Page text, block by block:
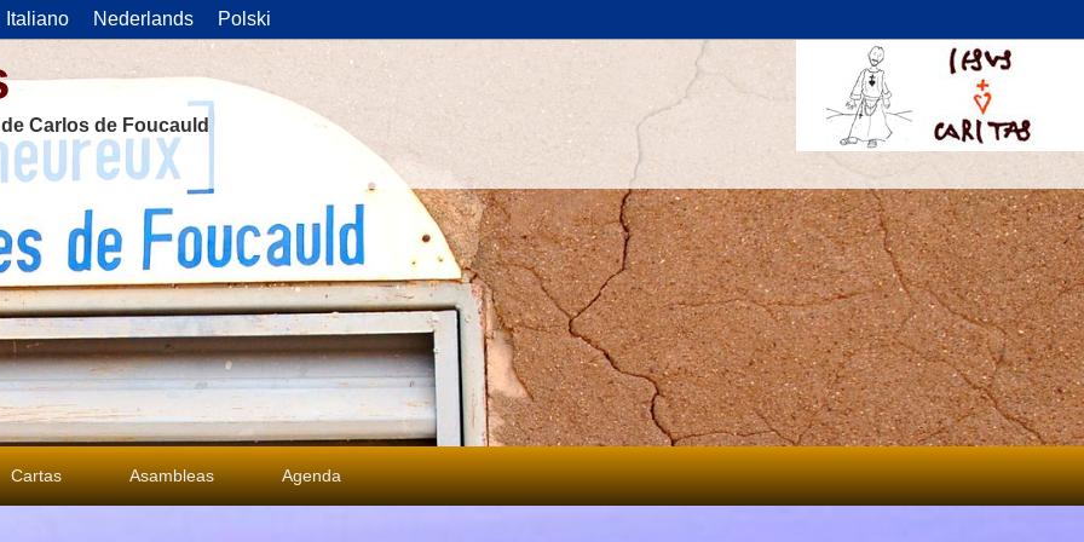
Italiano Nederlands Polski
Carlos de Foucauld
Cartas Asambleas Agenda